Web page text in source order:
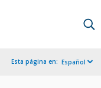
Esta página en: Español